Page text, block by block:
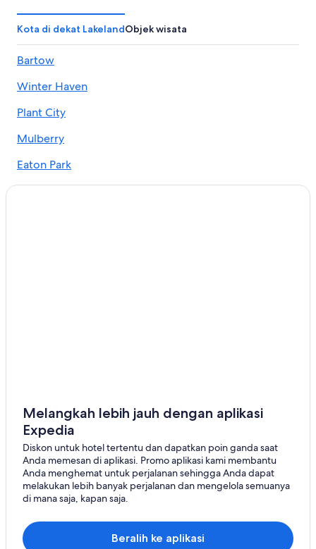
Kota di dekat LakelandObjek wisata
Bartow
Winter Haven
Plant City
Mulberry
Eaton Park
Melangkah lebih jauh dengan aplikasi
Expedia
Diskon untuk hotel tertentu dan dapatkan poin ganda saat
Anda memesan di aplikasi. Promo aplikasi kami membantu
Anda menghemat untuk perjalanan sehingga Anda dapat
melakukan lebih banyak perjalanan dan mengelola semuanya
di mana saja, kapan saja.
Beralih ke aplikasi